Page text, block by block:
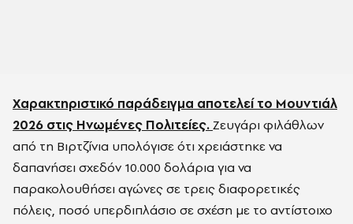
Χαρακτηριστικό παράδειγμα αποτελεί το Μουντιάλ
2026 στις Ηνωμένες Πολιτείες.Ζευγάρι φιλάθλων
από τη Βιρτζίνια υπολόγισε ότι χρειάστηκε να
δαπανήσει σχεδόν 10.000 δολάρια για να
παρακολουθήσει αγώνες σε τρεις διαφορετικές
πόλεις, ποσό υπερδιπλάσιο σε σχέση με το αντίστοιχο